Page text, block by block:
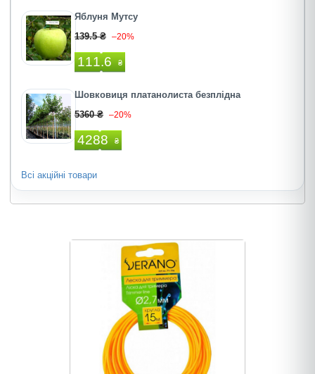
Яблуня Мутсу
139.5 ₴ –20%
111.6 ₴
Шовковиця платанолиста безплідна
5360 ₴ –20%
4288 ₴
Всі акційні товари